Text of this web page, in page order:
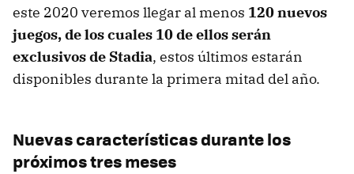
este 2020 veremos llegar al menos 120 nuevos
juegos, de los cuales 10 de ellos serán
exclusivos de Stadia, estos últimos estarán
disponibles durante la primera mitad del año.
Nuevas características durante los
próximos tres meses